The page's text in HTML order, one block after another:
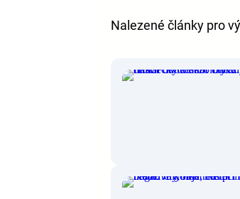
Nalezené články pro